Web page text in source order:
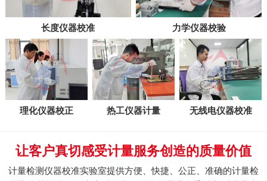
长度仪器校准 力学仪器校验
理化仪器校正 热工仪器计量 无线电仪器校准
让客户真切感受计量服务创造的质量价值
计量检测仪器校准实验室提供方便、快捷、公正、准确的计量检